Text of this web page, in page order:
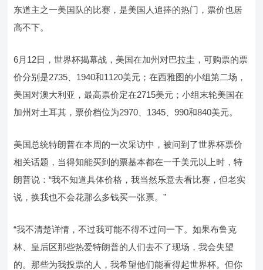
东道主之一美国队的比赛，是美国人追捧的热门，票价也居
高不下。
6月12日，世界杯揭幕战，美国在加州对巴拉圭，可购票的票
价分别是2735、1940和1120美元；在西雅图的小组第二场，
美国对澳大利亚，最高票价定在2715美元；小组末轮美国在
加州对土耳其，票价档位为2970、1345、990和840美元。
美国总统特朗普在本周的一次采访中，被问到了世界杯票价
相关话题，当得知能买到的票基本都在一千美元以上时，特
朗普说：“我不知道具体价格，我当然乐意去看比赛，但老实
说，换我也不会花那么多钱买一张票。”
“我不清楚详情，不过我可能不得不过问一下。如果布鲁克
林、皇后区那些热爱特朗普的人们去不了现场，我会失望
的。那些为我投票的人，我希望他们能看得起世界杯。但你